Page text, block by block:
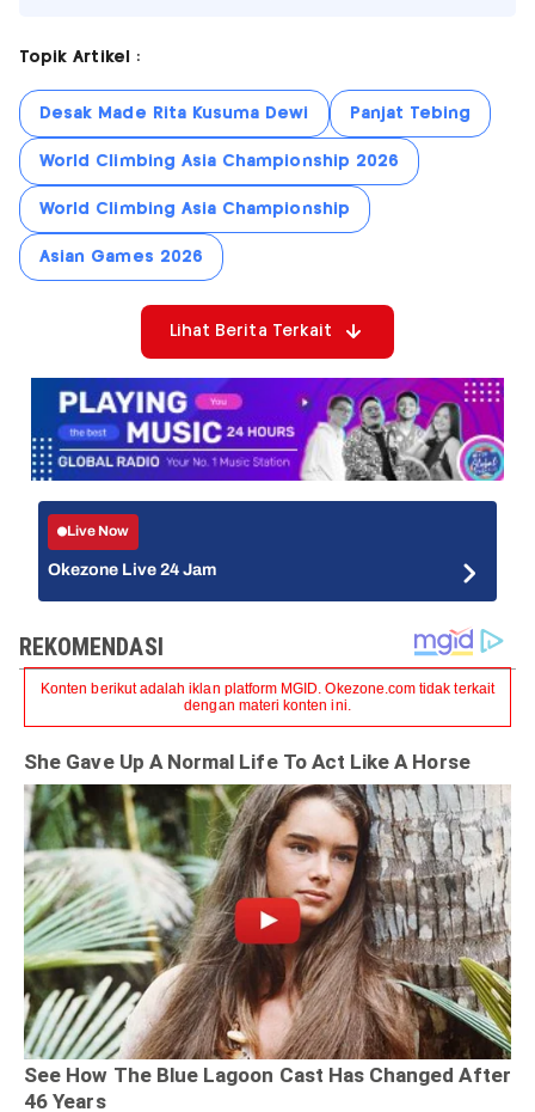
Topik Artikel :
Desak Made Rita Kusuma Dewi Panjat Tebing
World Climbing Asia Championship 2026
World Climbing Asia Championship
Asian Games 2026
Lihat Berita Terkait
Live Now
Okezone Live 24 Jam